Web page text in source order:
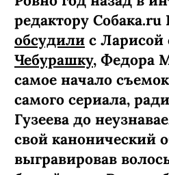
редактору
обсудили с Ларисой
Чебурашку, Федора
самое начало
самого сериала,
Гузеева до
свой канонический
выгравировав